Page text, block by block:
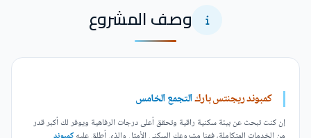
وصف المشروع
كمبوند ريجنتس باركالتجمع الخامس
إن كنت تبحث عن بيئة سكنية راقية وتحقق أعلى درجات الرفاهية ويوفر لك أكبر قدر